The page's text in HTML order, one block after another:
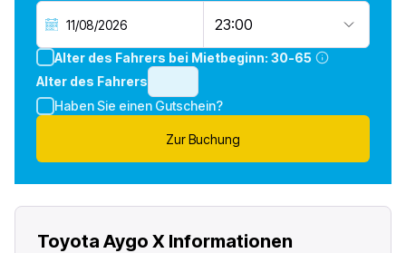
23:00
Alter des Fahrers bei Mietbeginn: 30-65
Alter des Fahrers
Haben Sie einen Gutschein?
Zur Buchung
Toyota Aygo X Informationen